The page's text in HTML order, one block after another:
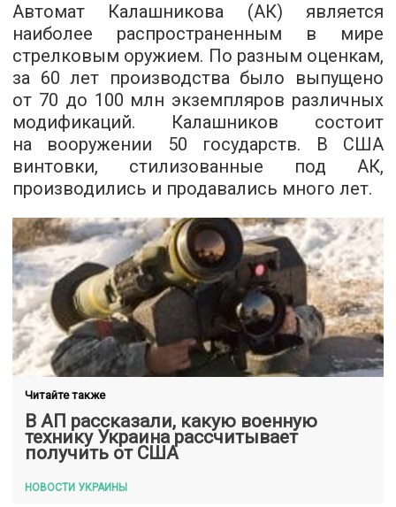
Автомат Калашникова (АК) является
наиболее распространенным в мире
стрелковым оружием. По разным оценкам,
за 60 лет производства было выпущено
от 70 до 100 млн экземпляров различных
модификаций. Калашников состоит
на вооружении 50 государств. В США
винтовки, стилизованные под АК,
производились и продавались много лет.
Читайте также
В АП рассказали, какую военную
технику Украина рассчитывает
получить от США
НОВОСТИ УКРАИНЫ